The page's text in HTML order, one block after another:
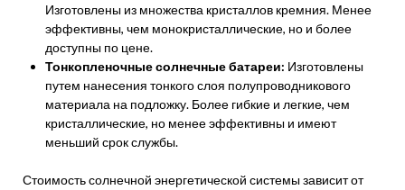
Изготовлены из множества кристаллов кремния. Менее
эффективны, чем монокристаллические, но и более
доступны по цене.
Тонкопленочные солнечные батареи: Изготовлены
путем нанесения тонкого слоя полупроводникового
материала на подложку. Более гибкие и легкие, чем
кристаллические, но менее эффективны и имеют
меньший срок службы.
Стоимость солнечной энергетической системы зависит от